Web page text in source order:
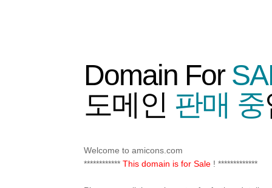
Domain For
도메인 판매 중
Welcome to amicons.com
************ This domain is for Sale ! *************